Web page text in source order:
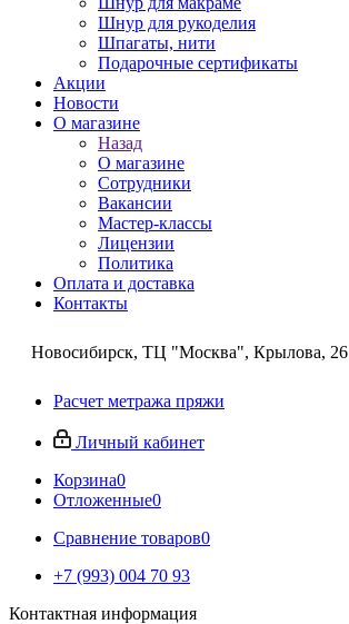
Шнур для рукоделия
Шпагаты, нити
Подарочные сертификаты
Акции
Новости
О магазине
Назад
О магазине
Сотрудники
Вакансии
Мастер-классы
Лицензии
Политика
Оплата и доставка
Контакты
Новосибирск, ТЦ "Москва", Крылова, 26
Расчет метража пряжи
Личный кабинет
Корзина0
Отложенные0
Сравнение товаров0
+7 (993) 004 70 93
Контактная информация